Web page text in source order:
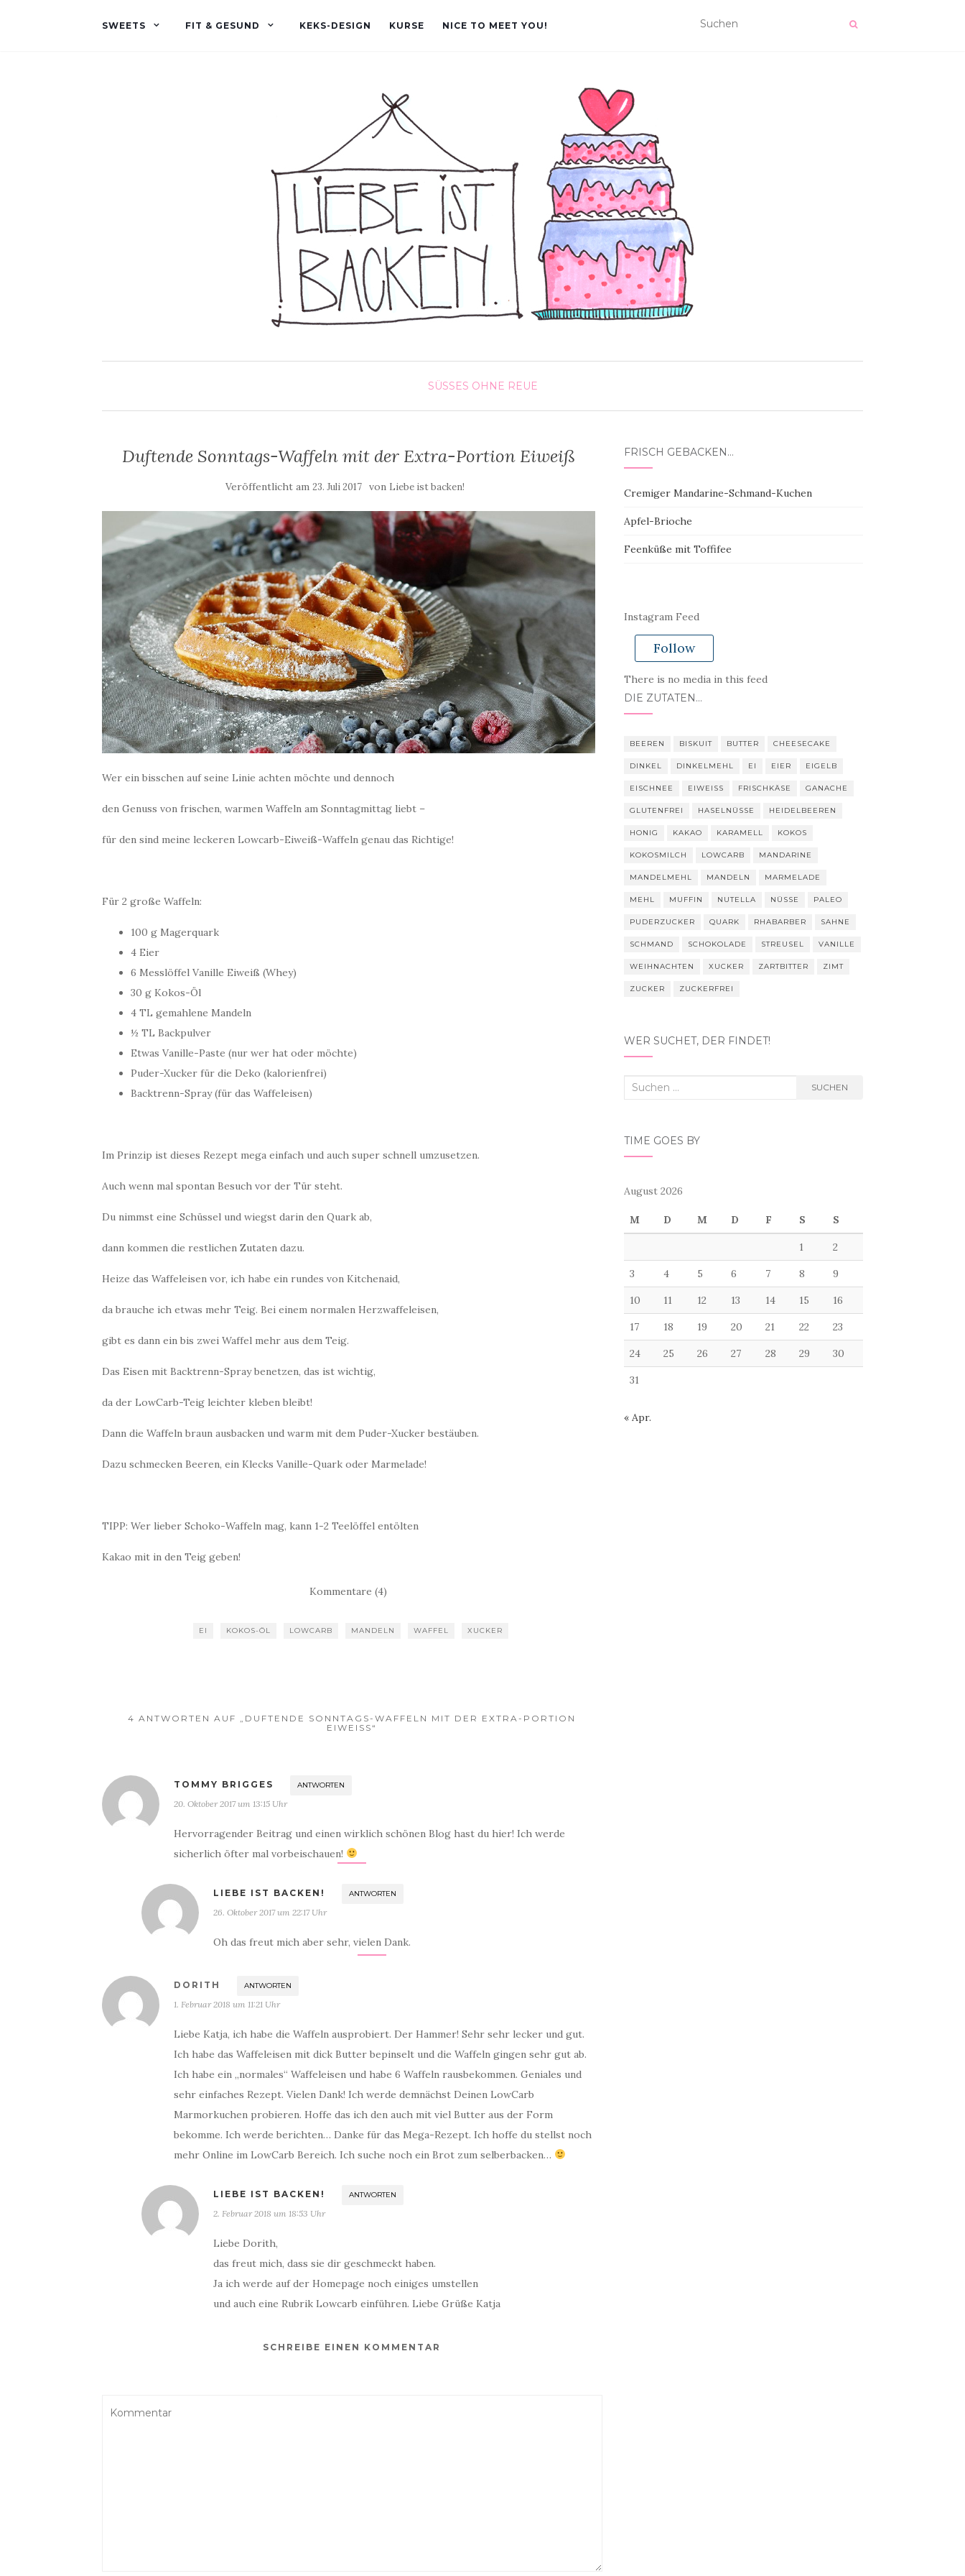
SWEETS FIT & GESUND KEKS-DESIGN KURSE NICE TO MEET YOU!
SÜSSES OHNE REUE
Duftende Sonntags-Waffeln mit der Extra-Portion Eiweiß
Veröffentlicht am 23. Juli 2017 von Liebe ist backen!
Wer ein bisschen auf seine Linie achten möchte und dennoch
den Genuss von frischen, warmen Waffeln am Sonntagmittag liebt –
für den sind meine leckeren Lowcarb-Eiweiß-Waffeln genau das Richtige!
Für 2 große Waffeln:
100 g Magerquark
4 Eier
6 Messlöffel Vanille Eiweiß (Whey)
30 g Kokos-Öl
4 TL gemahlene Mandeln
½ TL Backpulver
Etwas Vanille-Paste (nur wer hat oder möchte)
Puder-Xucker für die Deko (kalorienfrei)
Backtrenn-Spray (für das Waffeleisen)
Im Prinzip ist dieses Rezept mega einfach und auch super schnell umzusetzen.
Auch wenn mal spontan Besuch vor der Tür steht.
Du nimmst eine Schüssel und wiegst darin den Quark ab,
dann kommen die restlichen Zutaten dazu.
Heize das Waffeleisen vor, ich habe ein rundes von Kitchenaid,
da brauche ich etwas mehr Teig. Bei einem normalen Herzwaffeleisen,
gibt es dann ein bis zwei Waffel mehr aus dem Teig.
Das Eisen mit Backtrenn-Spray benetzen, das ist wichtig,
da der LowCarb-Teig leichter kleben bleibt!
Dann die Waffeln braun ausbacken und warm mit dem Puder-Xucker bestäuben.
Dazu schmecken Beeren, ein Klecks Vanille-Quark oder Marmelade!
TIPP: Wer lieber Schoko-Waffeln mag, kann 1-2 Teelöffel entölten
Kakao mit in den Teig geben!
Kommentare (4)
EI KOKOS-ÖL LOWCARB MANDELN WAFFEL XUCKER
4 ANTWORTEN AUF „DUFTENDE SONNTAGS-WAFFELN MIT DER EXTRA-PORTION
EIWEISS“
TOMMY BRIGGES ANTWORTEN
20. Oktober 2017 um 13:15 Uhr
Hervorragender Beitrag und einen wirklich schönen Blog hast du hier! Ich werde
sicherlich öfter mal vorbeischauen!
LIEBE IST BACKEN! ANTWORTEN
26. Oktober 2017 um 22:17 Uhr
Oh das freut mich aber sehr, vielen Dank.
DORITH ANTWORTEN
1. Februar 2018 um 11:21 Uhr
Liebe Katja, ich habe die Waffeln ausprobiert. Der Hammer! Sehr sehr lecker und gut.
Ich habe das Waffeleisen mit dick Butter bepinselt und die Waffeln gingen sehr gut ab.
Ich habe ein „normales“ Waffeleisen und habe 6 Waffeln rausbekommen. Geniales und
sehr einfaches Rezept. Vielen Dank! Ich werde demnächst Deinen LowCarb
Marmorkuchen probieren. Hoffe das ich den auch mit viel Butter aus der Form
bekomme. Ich werde berichten… Danke für das Mega-Rezept. Ich hoffe du stellst noch
mehr Online im LowCarb Bereich. Ich suche noch ein Brot zum selberbacken…
LIEBE IST BACKEN! ANTWORTEN
2. Februar 2018 um 18:53 Uhr
Liebe Dorith,
das freut mich, dass sie dir geschmeckt haben.
Ja ich werde auf der Homepage noch einiges umstellen
und auch eine Rubrik Lowcarb einführen. Liebe Grüße Katja
SCHREIBE EINEN KOMMENTAR
FRISCH GEBACKEN…
Cremiger Mandarine-Schmand-Kuchen
Apfel-Brioche
Feenküße mit Toffifee
Instagram Feed
Follow
There is no media in this feed
DIE ZUTATEN…
BEEREN BISKUIT BUTTER CHEESECAKE
DINKEL DINKELMEHL EI EIER EIGELB
EISCHNEE EIWEISS FRISCHKÄSE GANACHE
GLUTENFREI HASELNÜSSE HEIDELBEEREN
HONIG KAKAO KARAMELL KOKOS
KOKOSMILCH LOWCARB MANDARINE
MANDELMEHL MANDELN MARMELADE
MEHL MUFFIN NUTELLA NÜSSE PALEO
PUDERZUCKER QUARK RHABARBER SAHNE
SCHMAND SCHOKOLADE STREUSEL VANILLE
WEIHNACHTEN XUCKER ZARTBITTER ZIMT
ZUCKER ZUCKERFREI
WER SUCHET, DER FINDET!
Suchen
SUCHEN
TIME GOES BY
August 2026
M D M D F S S
1 2
3 4 5 6 7 8 9
10 11 12 13 14 15 16
17 18 19 20 21 22 23
24 25 26 27 28 29 30
31
« Apr.